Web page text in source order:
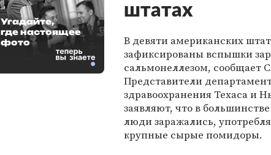
штатах
В девяти американских
зафиксированы вспышки
сальмонеллезом, сообщает
Представители
здравоохранения Техаса и
заявляют, что в
люди заражались,
крупные сырые помидоры.
Угадайте,
где настоящее
фото